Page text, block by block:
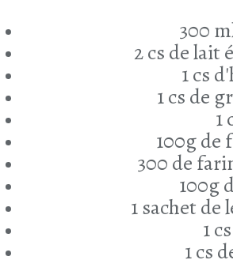
300
2 cs de lait
1 cs
1 cs de
1
100g de
300 de
100g
1 sachet
1
1 cs